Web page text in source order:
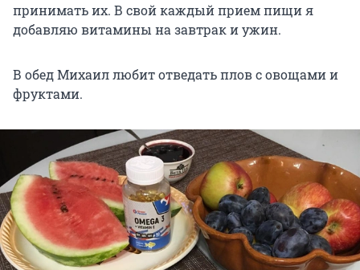
принимать их. В свой каждый прием пищи я
добавляю витамины на завтрак и ужин.
В обед Михаил любит отведать плов с овощами и
фруктами.